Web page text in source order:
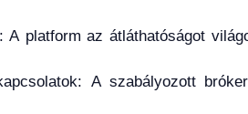
A platform az átláthatóságot
A szabályozott